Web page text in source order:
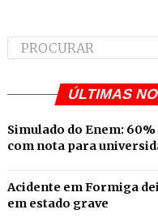
ÚLTIMAS
Simulado do Enem:
com nota para
Acidente em Formiga
em estado grave